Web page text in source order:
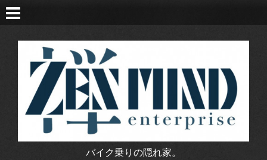
バイク乗りの隠れ家。